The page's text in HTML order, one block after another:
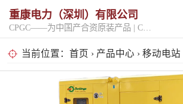
重康电力（深圳）有限公司
当前位置： 首页 › 产品中心 › 移动电站
固定开架式